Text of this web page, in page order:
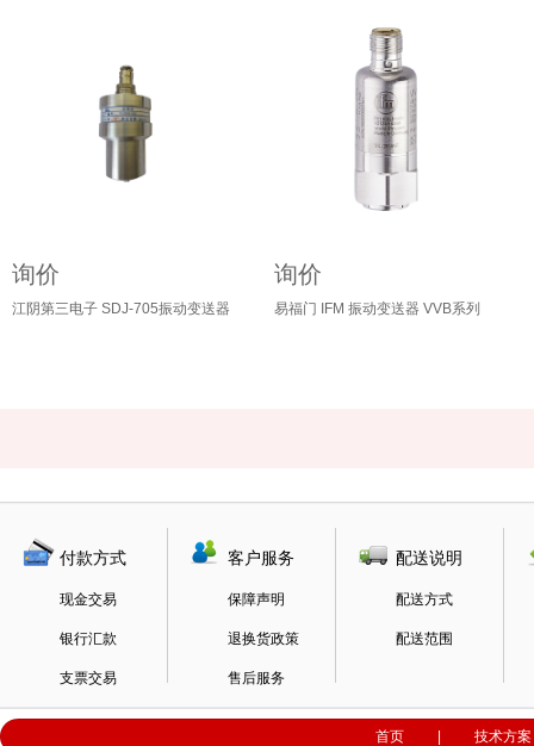
询价
江阴第三电子 SDJ-705振动变送器
询价
易福门 IFM 振动变送器 VVB系列
付款方式
现金交易
银行汇款
支票交易
客户服务
保障声明
退换货政策
售后服务
配送说明
配送方式
配送范围
首页 技术方案